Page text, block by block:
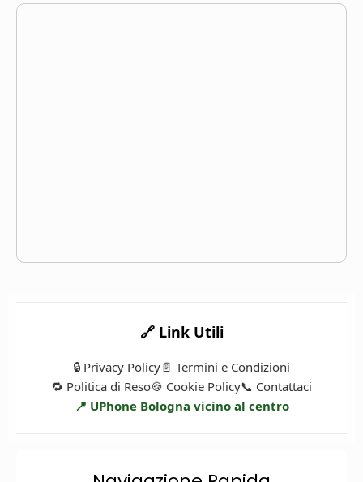
🔗 Link Utili
🔒 Privacy Policy📄 Termini e Condizioni
🔁 Politica di Reso🍪 Cookie Policy📞 Contattaci
📍 UPhone Bologna vicino al centro